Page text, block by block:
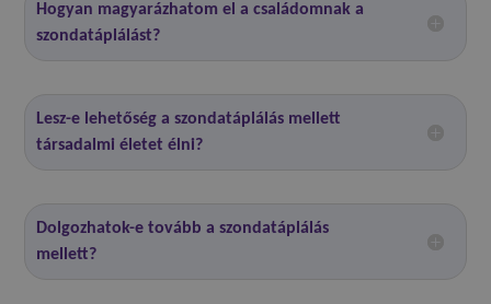
Hogyan magyarázhatom el a családomnak a
szondatáplálást?
Lesz-e lehetőség a szondatáplálás mellett
társadalmi életet élni?
Dolgozhatok-e tovább a szondatáplálás
mellett?